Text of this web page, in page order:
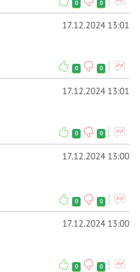
0 0
17.12.2024 13:01
0 0
17.12.2024 13:01
0 0
17.12.2024 13:00
0 0
17.12.2024 13:00
0 0